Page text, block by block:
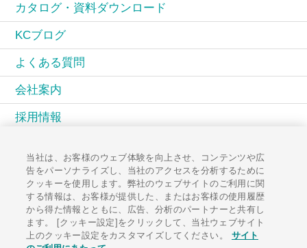
カタログ・資料ダウンロード
KCブログ
よくある質問
会社案内
採用情報
広報誌PAL
お知らせ一覧
お問い合わせ
当社は、お客様のウェブ体験を向上させ、コンテンツや広
告をパーソナライズし、当社のアクセスを分析するために
クッキーを使用します。弊社のウェブサイトのご利用に関
する情報は、お客様が提供した、またはお客様の使用履歴
から得た情報とともに、広告、分析のパートナーと共有し
ます。 [クッキー設定]をクリックして、当社ウェブサイト
上のクッキー設定をカスタマイズしてください。
サイト